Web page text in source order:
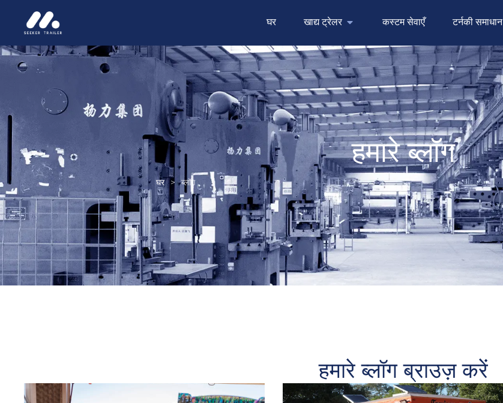
घर खाद्य ट्रेलर कस्टम सेवाएँ टर्नकी समाधान
हमारे ब्लॉग
घर > ब्लॉग
हमारे ब्लॉग ब्राउज़ करें